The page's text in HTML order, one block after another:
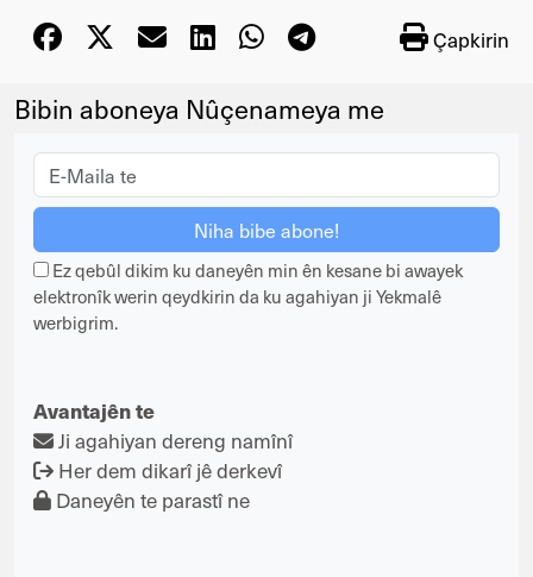
Çapkirin
Bibin aboneya Nûçenameya me
Ez qebûl dikim ku daneyên min ên kesane bi awayek
elektronîk werin qeydkirin da ku agahiyan ji Yekmalê
werbigrim.
Avantajên te
Ji agahiyan dereng namînî
Her dem dikarî jê derkevî
Daneyên te parastî ne